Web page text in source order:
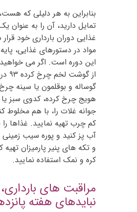
بنابراین به هر دلیلی که
تمایل دارید، آن را به عنوان
غذایی دوران بارداری خود
مواد در دستورهای غذایی،
این دوره است. اگر می
از
گوساله و بوقلمون یا سینه
هویج چرخ کرده، کدوی سبز
جوانه غلات را، با هم مخلوط
کم چرب تهیه نمایید. غذاها
آب پز کنید و پوره سیب زمینی
و تکه های پنیر پارمیزان تهیه
کره و نمک استفاده نمایید.
مراقبت های
نبایدهای هفته